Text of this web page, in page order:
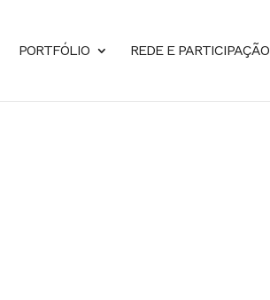
PORTFÓLIO REDE E PARTICIPAÇÃO